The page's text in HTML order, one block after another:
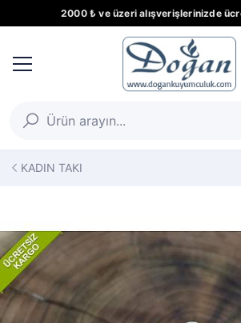
2000 ₺ ve üzeri alışverişlerinizde
KADIN TAKI